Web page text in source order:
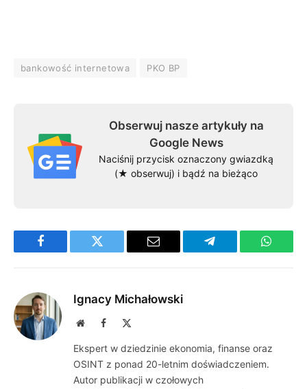
bankowość internetowa PKO BP
Obserwuj nasze artykuły na
Google News
Naciśnij przycisk oznaczony gwiazdką
(★ obserwuj) i bądź na bieżąco
Facebook Twitter Email Telegram
Ignacy Michałowski
WebsiteFacebook
Ekspert w dziedzinie ekonomia, finanse oraz
OSINT z ponad 20-letnim doświadczeniem.
Autor publikacji w czołowych